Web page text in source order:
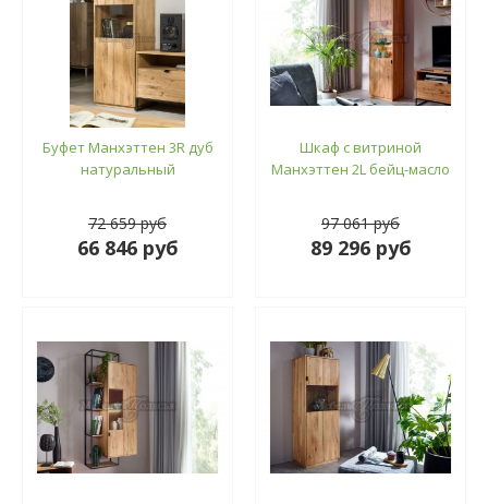
Буфет Манхэттен 3R дуб
натуральный
72 659 руб
66 846 руб
Шкаф с витриной
Манхэттен 2L бейц-масло
97 061 руб
89 296 руб